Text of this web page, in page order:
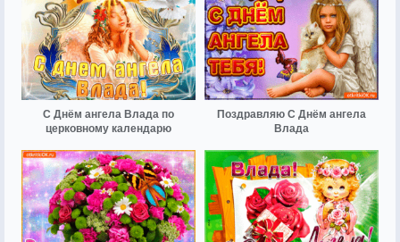
С Днём ангела Влада по
церковному календарю
Поздравляю С Днём ангела
Влада